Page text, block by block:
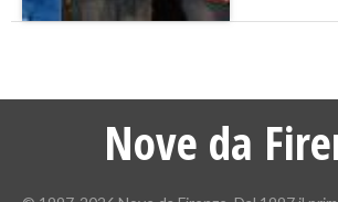
Nove da